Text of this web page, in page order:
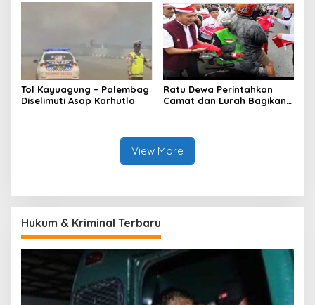
Tol Kayuagung – Palembag
Diselimuti Asap Karhutla
Ratu Dewa Perintahkan
Camat dan Lurah Bagikan
View More
Hukum & Kriminal Terbaru